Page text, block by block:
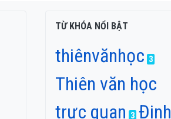
TỪ KHÓA NỔI BẬT
thiênvănhọc 3
Thiên văn học
trực quan
3 Đinh